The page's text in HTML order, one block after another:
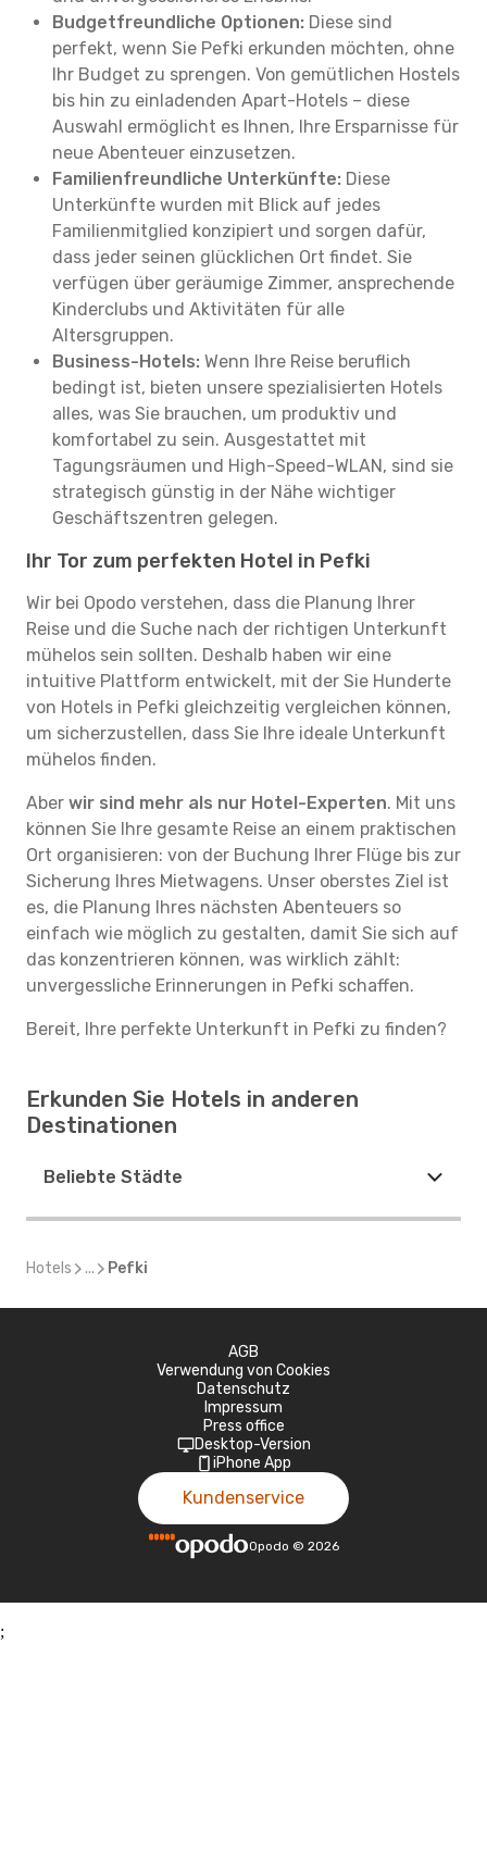
Budgetfreundliche Optionen: Diese sind
perfekt, wenn Sie Pefki erkunden möchten, ohne
Ihr Budget zu sprengen. Von gemütlichen Hostels
bis hin zu einladenden Apart-Hotels – diese
Auswahl ermöglicht es Ihnen, Ihre Ersparnisse für
neue Abenteuer einzusetzen.
Familienfreundliche Unterkünfte: Diese
Unterkünfte wurden mit Blick auf jedes
Familienmitglied konzipiert und sorgen dafür,
dass jeder seinen glücklichen Ort findet. Sie
verfügen über geräumige Zimmer, ansprechende
Kinderclubs und Aktivitäten für alle
Altersgruppen.
Business-Hotels: Wenn Ihre Reise beruflich
bedingt ist, bieten unsere spezialisierten Hotels
alles, was Sie brauchen, um produktiv und
komfortabel zu sein. Ausgestattet mit
Tagungsräumen und High-Speed-WLAN, sind sie
strategisch günstig in der Nähe wichtiger
Geschäftszentren gelegen.
Ihr Tor zum perfekten Hotel in Pefki
Wir bei Opodo verstehen, dass die Planung Ihrer
Reise und die Suche nach der richtigen Unterkunft
mühelos sein sollten. Deshalb haben wir eine
intuitive Plattform entwickelt, mit der Sie Hunderte
von Hotels in Pefki gleichzeitig vergleichen können,
um sicherzustellen, dass Sie Ihre ideale Unterkunft
mühelos finden.
Aber wir sind mehr als nur Hotel-Experten. Mit uns
können Sie Ihre gesamte Reise an einem praktischen
Ort organisieren: von der Buchung Ihrer Flüge bis zur
Sicherung Ihres Mietwagens. Unser oberstes Ziel ist
es, die Planung Ihres nächsten Abenteuers so
einfach wie möglich zu gestalten, damit Sie sich auf
das konzentrieren können, was wirklich zählt:
unvergessliche Erinnerungen in Pefki schaffen.
Bereit, Ihre perfekte Unterkunft in Pefki zu finden?
Erkunden Sie Hotels in anderen
Destinationen
Beliebte Städte
Hotels ... Pefki
AGB
Verwendung von Cookies
Datenschutz
Impressum
Press office
Desktop-Version
iPhone App
Kundenservice
Opodo © 2026
;